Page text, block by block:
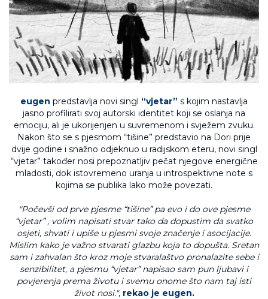
eugen predstavlja novi singl “vjetar” s kojim nastavlja
jasno profilirati svoj autorski identitet koji se oslanja na
emociju, ali je ukorijenjen u suvremenom i svježem zvuku.
Nakon što se s pjesmom “tišine” predstavio na Dori prije
dvije godine i snažno odjeknuo u radijskom eteru, novi singl
“vjetar” također nosi prepoznatljiv pečat njegove energične
mladosti, dok istovremeno uranja u introspektivne note s
kojima se publika lako može povezati.
"Počevši od prve pjesme “tišine” pa evo i do ove pjesme
“vjetar” , volim napisati stvar tako da dopustim da svatko
osjeti, shvati i upiše u pjesmi svoje značenje i asocijacije.
Mislim kako je važno stvarati glazbu koja to dopušta. Sretan
sam i zahvalan što kroz moje stvaralaštvo pronalazite sebe i
senzibilitet, a pjesmu “vjetar” napisao sam pun ljubavi i
povjerenja prema životu i svemu onome što nam taj isti
život nosi.", rekao je eugen.